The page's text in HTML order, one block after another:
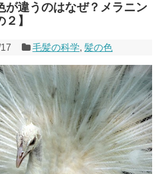
が違うのはなぜ？メラニン
】
毛髪の科学,髪の色